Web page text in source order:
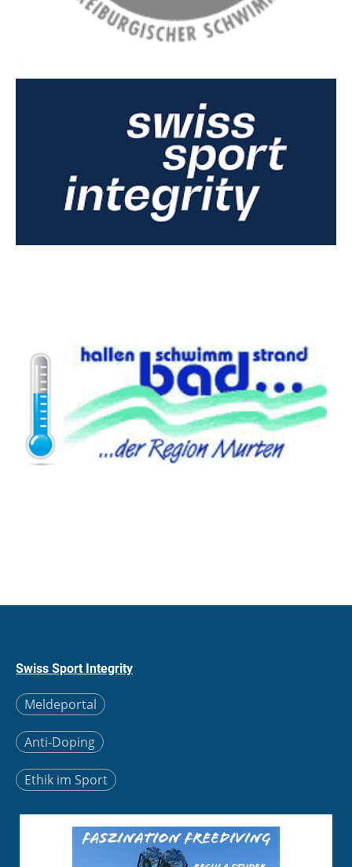
Swiss Sport Integrity
Meldeportal
Anti-Doping
Ethik im Sport